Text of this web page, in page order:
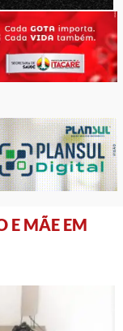
E MÃE EM